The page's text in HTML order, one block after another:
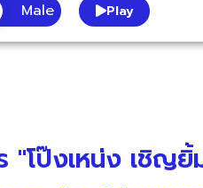
Play
"โป๊งเหน่ง เชิญ